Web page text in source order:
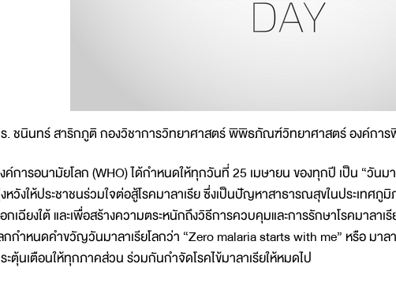
. ชนินทร์ สาริกภูติ กองวิชาการวิทยาศาสตร์ พิพิธภัณฑ์วิทยาศาสตร์ องค์กา
ค์การอนามัยโลก (WHO) ได้กำหนดให้ทุกวันที่ 25 เมษายน ของทุกปี เป็น “วันม
หวังให้ประชาชนร่วมใจต่อสู้โรคมาลาเรีย ซึ่งเป็นปัญหาสาธารณสุขในประเทศภูมิ
กเฉียงใต้ และเพื่อสร้างความตระหนักถึงวิธีการควบคุมและการรักษาโรคมาลา
กกำหนดคำขวัญวันมาลาเรียโลกว่า “Zero malaria starts with me” หรือ มาลา
ะตุ้นเตือนให้ทุกภาคส่วน ร่วมกันกำจัดโรคไข้มาลาเรียให้หมดไป